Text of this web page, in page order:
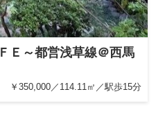
Ｅ～都営浅草線＠西馬
￥350,000／114.11㎡／駅歩15分